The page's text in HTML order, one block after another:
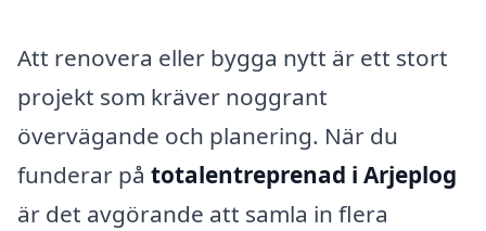
Att renovera eller bygga nytt är ett stort
projekt som kräver noggrant
övervägande och planering. När du
funderar på totalentreprenad i Arjeplog
är det avgörande att samla in flera